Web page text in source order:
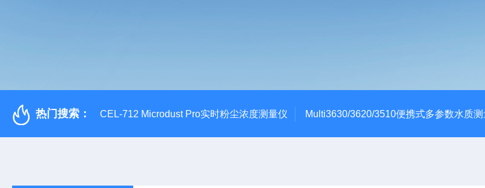
热门搜索： CEL-712 Microdust Pro实时粉尘浓度测量仪 Multi3630/3620/3510便携式多参数水质测